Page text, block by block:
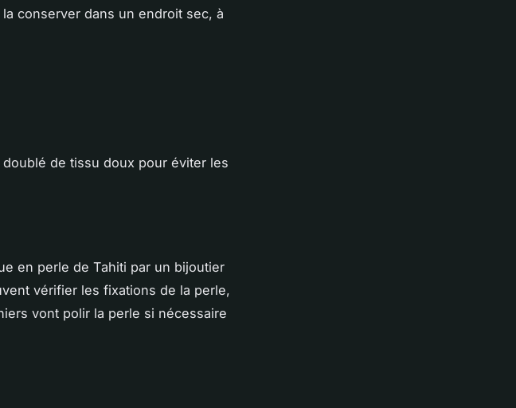
conserver dans un endroit sec, à
de tissu doux pour éviter les
en perle de Tahiti par un bijoutier
vérifier les fixations de la perle,
vont polir la perle si nécessaire